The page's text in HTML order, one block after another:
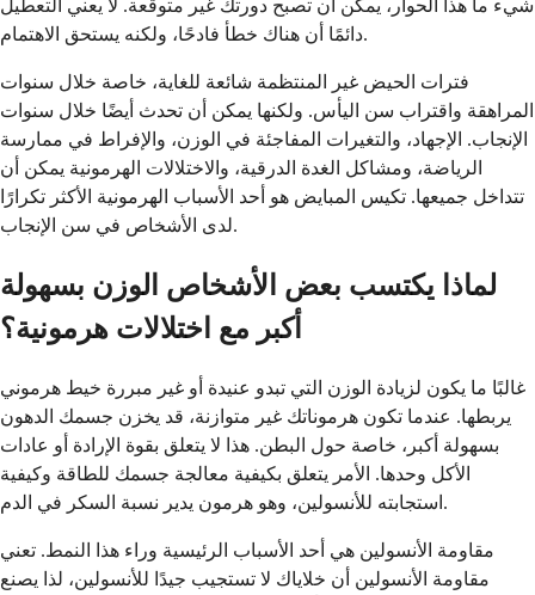
شيء ما هذا الحوار، يمكن أن تصبح دورتك غير متوقعة. لا يعني التعطيل
دائمًا أن هناك خطأ فادحًا، ولكنه يستحق الاهتمام.
فترات الحيض غير المنتظمة شائعة للغاية، خاصة خلال سنوات
المراهقة واقتراب سن اليأس. ولكنها يمكن أن تحدث أيضًا خلال سنوات
الإنجاب. الإجهاد، والتغيرات المفاجئة في الوزن، والإفراط في ممارسة
الرياضة، ومشاكل الغدة الدرقية، والاختلالات الهرمونية يمكن أن
تتداخل جميعها. تكيس المبايض هو أحد الأسباب الهرمونية الأكثر تكرارًا
لدى الأشخاص في سن الإنجاب.
لماذا يكتسب بعض الأشخاص الوزن بسهولة
أكبر مع اختلالات هرمونية؟
غالبًا ما يكون لزيادة الوزن التي تبدو عنيدة أو غير مبررة خيط هرموني
يربطها. عندما تكون هرموناتك غير متوازنة، قد يخزن جسمك الدهون
بسهولة أكبر، خاصة حول البطن. هذا لا يتعلق بقوة الإرادة أو عادات
الأكل وحدها. الأمر يتعلق بكيفية معالجة جسمك للطاقة وكيفية
استجابته للأنسولين، وهو هرمون يدير نسبة السكر في الدم.
مقاومة الأنسولين هي أحد الأسباب الرئيسية وراء هذا النمط. تعني
مقاومة الأنسولين أن خلاياك لا تستجيب جيدًا للأنسولين، لذا يصنع